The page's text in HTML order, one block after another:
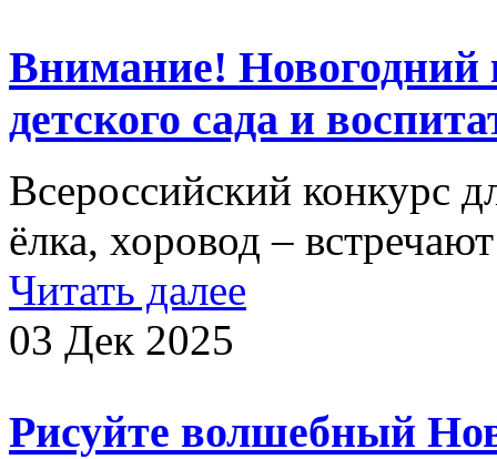
Внимание! Новогодний
детского сада и
Всероссийский конкурс
ёлка, хоровод –
Читать далее
03 Дек 2025
Рисуйте волшебный